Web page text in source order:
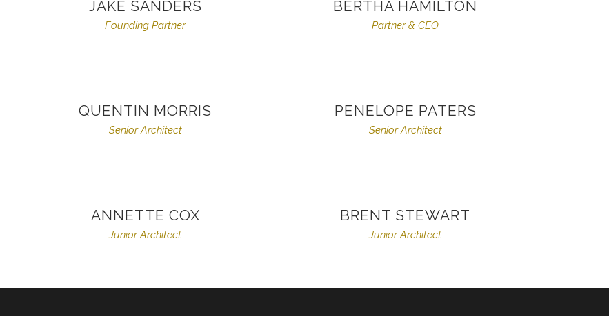
JAKE SANDERS
Founding Partner
BERTHA HAMILTON
Partner & CEO
QUENTIN MORRIS
Senior Architect
PENELOPE PATERS
Senior Architect
ANNETTE COX
Junior Architect
BRENT STEWART
Junior Architect